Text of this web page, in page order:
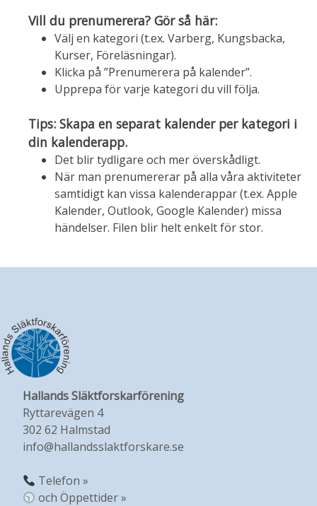
Vill du prenumerera? Gör så här:
Välj en kategori (t.ex. Varberg, Kungsbacka,
Kurser, Föreläsningar).
Klicka på ”Prenumerera på kalender”.
Upprepa för varje kategori du vill följa.
Tips: Skapa en separat kalender per kategori i
din kalenderapp.
Det blir tydligare och mer överskådligt.
När man prenumererar på alla våra aktiviteter
samtidigt kan vissa kalenderappar (t.ex. Apple
Kalender, Outlook, Google Kalender) missa
händelser. Filen blir helt enkelt för stor.
Hallands Släktforskarförening
Ryttarevägen 4
302 62 Halmstad
info@hallandsslaktforskare.se
Telefon »
och Öppettider »